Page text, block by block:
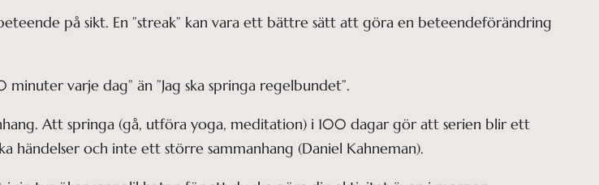
på sikt. En ”streak” kan vara ett bättre sätt att göra en beteendeförändring
varje dag” än ”Jag ska springa regelbundet”.
Att springa (gå, utföra yoga, meditation) i 100 dagar gör att serien blir ett
händelser och inte ett större sammanhang (Daniel Kahneman).